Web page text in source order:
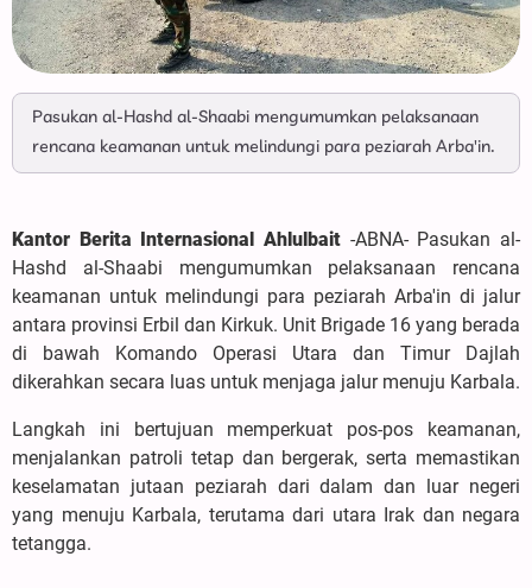
Pasukan al-Hashd al-Shaabi mengumumkan pelaksanaan
rencana keamanan untuk melindungi para peziarah Arba'in.
Kantor Berita Internasional Ahlulbait -ABNA- Pasukan al-
Hashd al-Shaabi mengumumkan pelaksanaan rencana
keamanan untuk melindungi para peziarah Arba'in di jalur
antara provinsi Erbil dan Kirkuk. Unit Brigade 16 yang berada
di bawah Komando Operasi Utara dan Timur Dajlah
dikerahkan secara luas untuk menjaga jalur menuju Karbala.
Langkah ini bertujuan memperkuat pos-pos keamanan,
menjalankan patroli tetap dan bergerak, serta memastikan
keselamatan jutaan peziarah dari dalam dan luar negeri
yang menuju Karbala, terutama dari utara Irak dan negara
tetangga.